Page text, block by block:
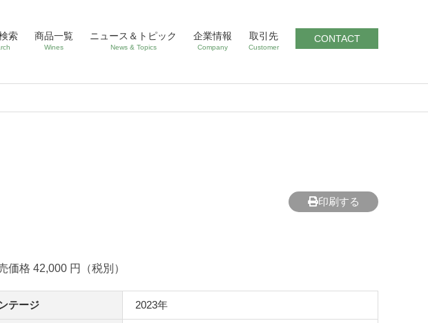
索 商品一覧
Wines
ニュース＆トピック
News & Topics
企業情報
Company
取引先
Customer
CONTACT
印刷する
価格 42,000 円（税別）
テージ 2023年